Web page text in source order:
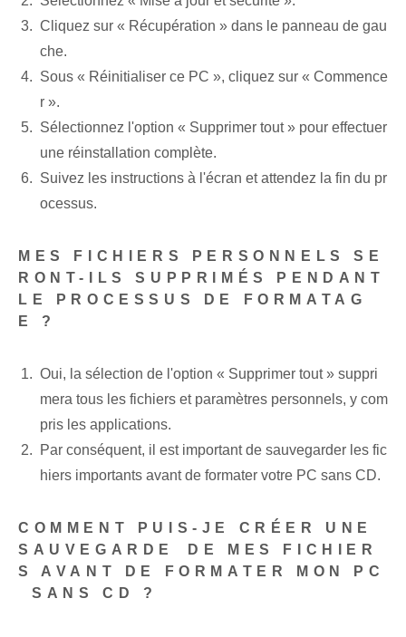
Cliquez sur « Récupération » dans le panneau de gau
che.
Sous « Réinitialiser ce PC », cliquez sur « Commence
r ».
Sélectionnez l'option « Supprimer tout » pour effectuer
une réinstallation complète.
Suivez les instructions à l'écran⁢ et attendez la fin du pr
ocessus.
MES FICHIERS PERSONNELS SE
RONT-ILS SUPPRIMÉS PENDANT
LE PROCESSUS DE FORMATAG
E ?
Oui, la sélection de l'option « Supprimer tout » suppri
mera tous les fichiers et paramètres personnels, y com
pris les applications.
Par conséquent, il est important de sauvegarder les fic
hiers importants avant de formater votre PC sans CD.
COMMENT PUIS-JE CRÉER UNE
SAUVEGARDE⁤ DE MES FICHIER
S AVANT DE FORMATER‌ MON PC
⁢ SANS CD ?